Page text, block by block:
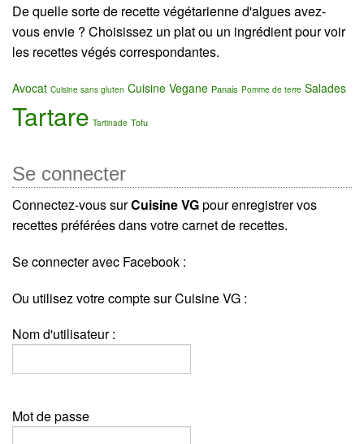
De quelle sorte de recette végétarienne d'algues avez-
vous envie ? Choisissez un plat ou un ingrédient pour voir
les recettes végés correspondantes.
Avocat Cuisine sans gluten Cuisine Vegane Panais Pomme de terre Salades
Tartare Tartinade Tofu
Se connecter
Connectez-vous surCuisine VGpour enregistrer vos
recettes préférées dans votre carnet de recettes.
Se connecter avec Facebook :
Ou utilisez votre compte sur Cuisine VG :
Nom d'utilisateur :
Mot de passe